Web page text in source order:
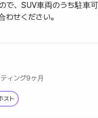
で、SUV車両のうち駐車
わせください。
ティング9ヶ月
スト